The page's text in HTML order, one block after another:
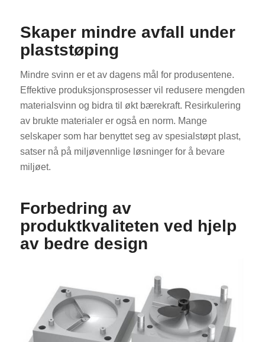
Skaper mindre avfall under
plaststøping
Mindre svinn er et av dagens mål for produsentene.
Effektive produksjonsprosesser vil redusere mengden
materialsvinn og bidra til økt bærekraft. Resirkulering
av brukte materialer er også en norm. Mange
selskaper som har benyttet seg av spesialstøpt plast,
satser nå på miljøvennlige løsninger for å bevare
miljøet.
Forbedring av
produktkvaliteten ved hjelp
av bedre design
HU
RO
ES_MX